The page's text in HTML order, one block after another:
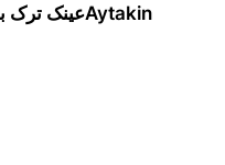
Aytakinعینک ترک برند آیتکین مدلA2109c6